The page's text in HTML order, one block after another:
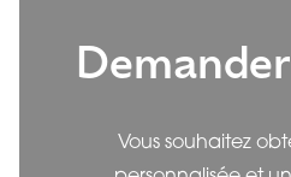
Vous souhaitez